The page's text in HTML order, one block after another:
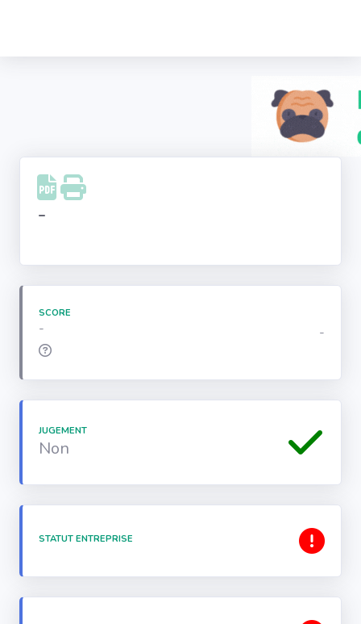
Facebook
Instagram
-
SCORE
- -
JUGEMENT
Non
STATUT ENTREPRISE